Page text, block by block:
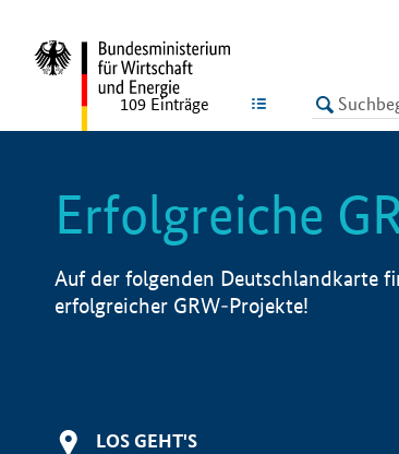
LISTE
109 Einträge
Erfolgreiche
Auf der folgenden Deutschlandkarte
erfolgreicher GRW-Projekte!
LOS GEHT'S